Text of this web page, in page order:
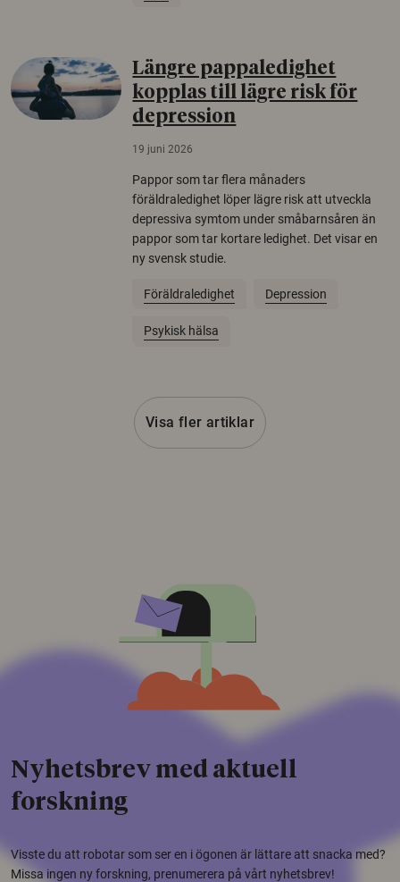
Längre pappaledighet
kopplas till lägre risk för
depression
19 juni 2026
Pappor som tar flera månaders
föräldraledighet löper lägre risk att utveckla
depressiva symtom under småbarnsåren än
pappor som tar kortare ledighet. Det visar en
ny svensk studie.
Föräldraledighet Depression
Psykisk hälsa
Visa fler artiklar
Nyhetsbrev med aktuell
forskning
Visste du att robotar som ser en i ögonen är lättare att snacka med?
Missa ingen ny forskning, prenumerera på vårt nyhetsbrev!